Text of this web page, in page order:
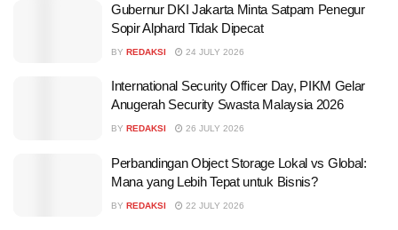
Gubernur DKI Jakarta Minta Satpam Penegur
Sopir Alphard Tidak Dipecat
BY REDAKSI 24 JULY 2026
International Security Officer Day, PIKM Gelar
Anugerah Security Swasta Malaysia 2026
BY REDAKSI 26 JULY 2026
Perbandingan Object Storage Lokal vs Global:
Mana yang Lebih Tepat untuk Bisnis?
BY REDAKSI 22 JULY 2026